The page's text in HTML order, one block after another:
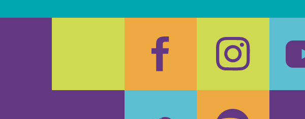
FacebookInstagram